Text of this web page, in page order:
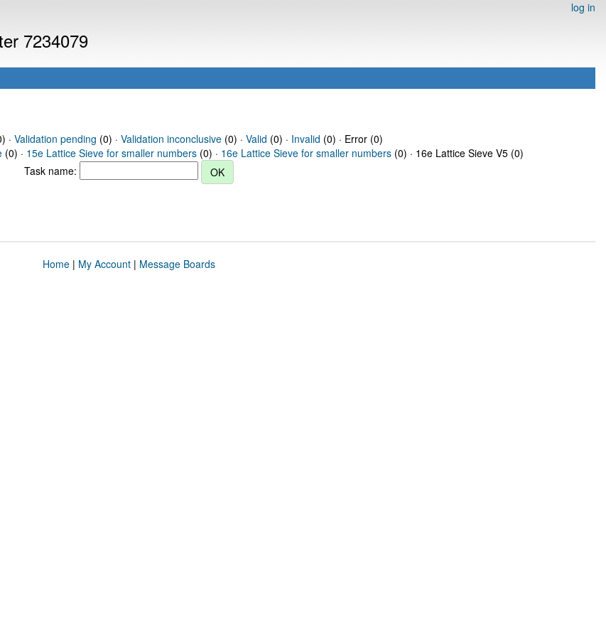
log in
7234079
· Validation pending (0) · Validation inconclusive(0) · Valid (0) · Invalid (0) · Error (0)
(0) · 15e Lattice Sieve for smaller numbers (0) · 16e Lattice Sieve for smaller numbers (0) · 16e Lattice Sieve V5 (0)
Task name:
Home| My Account| Message Boards